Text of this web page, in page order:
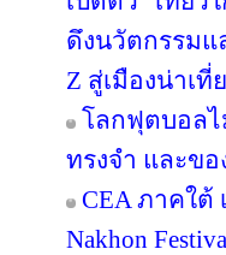
ดึงนวัตกรรมแ
Z สู่เมืองน่าเที่
โลกฟุตบอลไ
ทรงจำ และข
CEA ภาคใต้
Nakhon